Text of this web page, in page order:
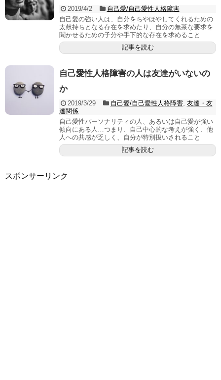
2019/4/2
自己愛/自己愛性人格障害
自己愛の強い人は、自分をちやほやしてくれるための
太鼓持ちとなる存在を求めたり、自分の無茶な要求を
聞かせるための子分や手下的な存在を求めること
記事を読む
自己愛性人格障害の人は友達がいないの
か
2019/3/29 自己愛/自己愛性人格障害, 友達・友
達関係
自己愛性パーソナリティの人、あるいは自己愛が強い
傾向にある人…つまり、自己中心的な考えが強く、他
人への共感が乏しく、自分が特別扱いされること
記事を読む
スポンサーリンク